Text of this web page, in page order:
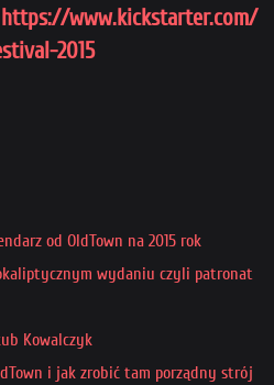
https://www.kickstarter.com/
2015
od OldTown na 2015 rok
wydaniu czyli patronat
Kowalczyk
i jak zrobić tam porządny strój